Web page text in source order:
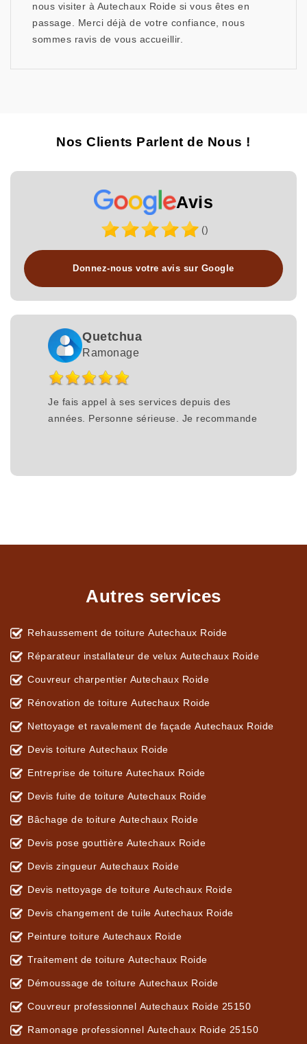
nous visiter à Autechaux Roide si vous êtes en
passage. Merci déjà de votre confiance, nous
sommes ravis de vous accueillir.
Nos Clients Parlent de Nous !
Avis
()
Donnez-nous votre avis sur Google
Quetchua
Ramonage
Je fais appel à ses services depuis des
années. Personne sérieuse. Je recommande
Autres services
Rehaussement de toiture Autechaux Roide
Réparateur installateur de velux Autechaux Roide
Couvreur charpentier Autechaux Roide
Rénovation de toiture Autechaux Roide
Nettoyage et ravalement de façade Autechaux Roide
Devis toiture Autechaux Roide
Entreprise de toiture Autechaux Roide
Devis fuite de toiture Autechaux Roide
Bâchage de toiture Autechaux Roide
Devis pose gouttière Autechaux Roide
Devis zingueur Autechaux Roide
Devis nettoyage de toiture Autechaux Roide
Devis changement de tuile Autechaux Roide
Peinture toiture Autechaux Roide
Traitement de toiture Autechaux Roide
Démoussage de toiture Autechaux Roide
Couvreur professionnel Autechaux Roide 25150
Ramonage professionnel Autechaux Roide 25150